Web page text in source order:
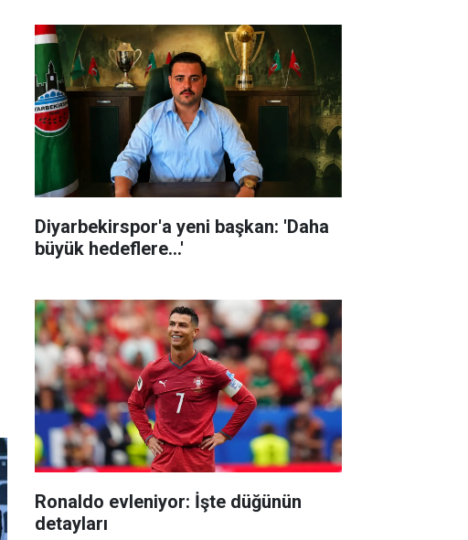
Diyarbekirspor'a yeni başkan: 'Daha
büyük hedeflere...'
Ronaldo evleniyor: İşte düğünün
detayları